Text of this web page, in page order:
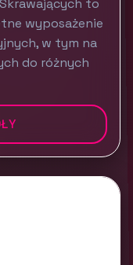
to
wyposażenie
w tym na
do różnych